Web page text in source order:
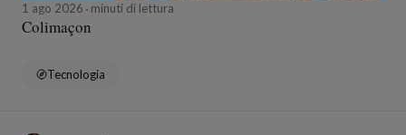
1 ago 2026 minuti di lettura
Colimaçon
Tecnologia